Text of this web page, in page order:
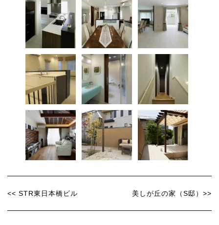
<< STR東日本橋ビル 美しが丘の家（S邸）>>